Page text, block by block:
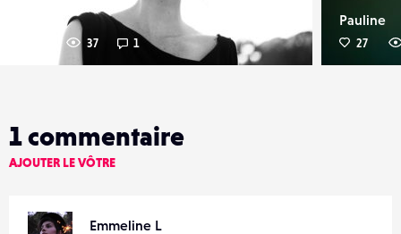
37 1
Pauline
27
1commentaire
AJOUTER LE VÔTRE
Emmeline L